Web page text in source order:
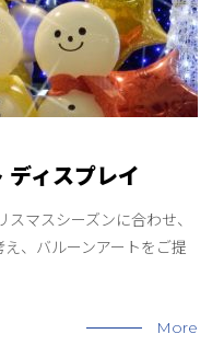
ディスプレイ
マスシーズンに合わせ、
、バルーンアートをご提
More